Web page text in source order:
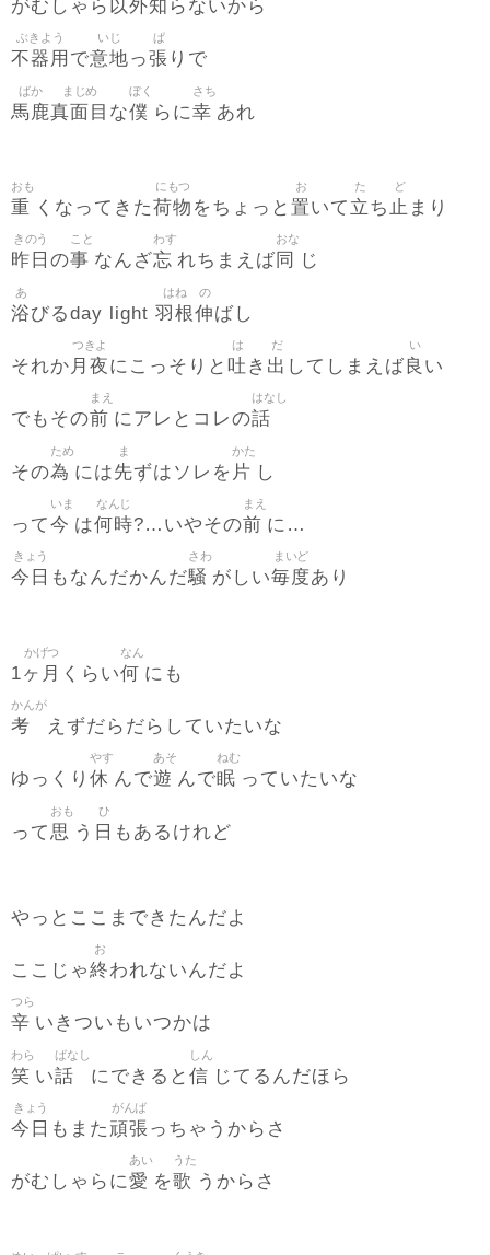
がむしゃら 以外知 らないから
不器用
ぶきよう
で意地
いじ
っ張
ぱ
りで
馬鹿
ばか
真面目
まじめ
な僕
ぼく
らに幸
さち
あれ
重
おも
くなってきた荷物
にもつ
をちょっと 置
お
いて 立
た
ち止
ど
まり
昨日
きのう
の事
こと
なんざ忘
わす
れちまえば 同
おな
じ
浴
あ
びるday light 羽根
はね
伸
の
ばし
それか 月夜
つきよ
にこっそりと 吐
は
き 出
だ
してしまえば良
い
い
でもその前
まえ
にアレとコレの話
はなし
その為
ため
には先
ま
ずはソレを 片
かた
し
って今
いま
は何時
なんじ
?…いやその前
まえ
に…
今日
きょう
もなんだかんだ騒
さわ
がしい毎度
まいど
あり
1ヶ月
かげつ
くらい何
なん
にも
考
かんが
えずだらだらしていたいな
ゆっくり 休
やす
んで遊
あそ
んで眠
ねむ
っていたいな
って 思
おも
う 日
ひ
もあるけれど
やっとここまできたんだよ
ここじゃ終
お
われないんだよ
辛
つら
いきついもいつかは
笑
わら
い話
ばなし
にできると 信
しん
じてるんだほら
今日
きょう
もまた頑張
がんば
っちゃうからさ
がむしゃらに愛
あい
を歌
うた
うからさ